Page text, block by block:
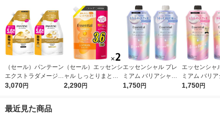
（セール）パンテーン
エクストラダメージリ
ペア シャンプー + コ
G
3,070円
（セール）エッセンシ
ャル しっとりまとま
る シャンプー 詰め替
2,290円
エッセンシャル プレ
ミアム バリアシャン
プー + コンディショ
1,750円
エッセンシャ
ミアム バリ
プー + コンデ
1,750円
最近見た商品